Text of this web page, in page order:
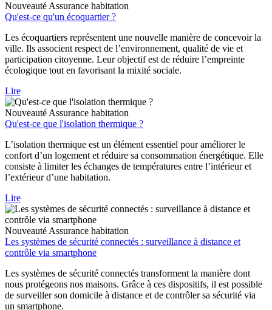
Nouveauté Assurance habitation
Qu'est-ce qu'un écoquartier ?
Les écoquartiers représentent une nouvelle manière de concevoir la
ville. Ils associent respect de l’environnement, qualité de vie et
participation citoyenne. Leur objectif est de réduire l’empreinte
écologique tout en favorisant la mixité sociale.
Lire
Nouveauté Assurance habitation
Qu'est-ce que l'isolation thermique ?
L’isolation thermique est un élément essentiel pour améliorer le
confort d’un logement et réduire sa consommation énergétique. Elle
consiste à limiter les échanges de températures entre l’intérieur et
l’extérieur d’une habitation.
Lire
Nouveauté Assurance habitation
Les systèmes de sécurité connectés : surveillance à distance et
contrôle via smartphone
Les systèmes de sécurité connectés transforment la manière dont
nous protégeons nos maisons. Grâce à ces dispositifs, il est possible
de surveiller son domicile à distance et de contrôler sa sécurité via
un smartphone.